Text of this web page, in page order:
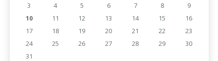
3
4 5 6 7 8
9
10
11 12 13 14 15
16
17
18 19 20 21 22
23
24
25 26 27 28 29
30
31